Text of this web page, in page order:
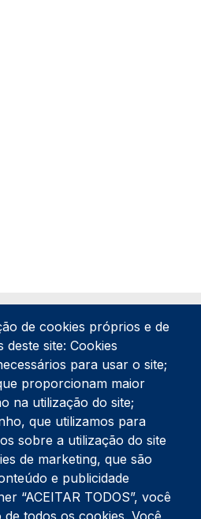
100
de cookies próprios e de
deste site: Cookies
para usar o site;
proporcionam maior
na utilização do site;
que utilizamos para
sobre a utilização do site
de marketing, que são
e publicidade
“ACEITAR TODOS”, você